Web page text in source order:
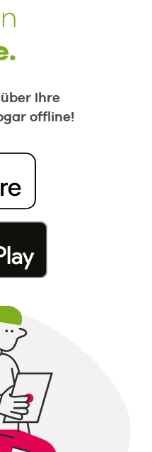
Ihre
offline!